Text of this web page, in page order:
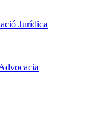
Jurídica